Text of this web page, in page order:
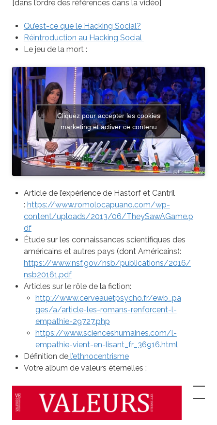
[dans l’ordre des références dans la vidéo]
Qu’est-ce que le Hacking Social?
Réintroduction au Hacking Social
Le jeu de la mort :
Cliquez pour accepter les cookies
marketing et activer ce contenu
Article de l’expérience de Hastorf et Cantril
: https://www.romolocapuano.com/wp-
content/uploads/2013/06/TheySawAGame.p
df
Étude sur les connaissances scientifiques des
américains et autres pays (dont Américains):
https://www.nsf.gov/nsb/publications/2016/
nsb20161.pdf
Articles sur le rôle de la fiction:
http://www.cerveauetpsycho.fr/ewb_pa
ges/a/article-les-romans-renforcent-l-
empathie-29727.php
https://www.scienceshumaines.com/l-
empathie-vient-en-lisant_fr_36916.html
Définition del’ethnocentrisme
Votre album de valeurs éternelles :